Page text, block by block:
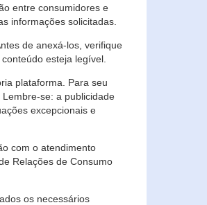
entre consumidores e
informações solicitadas.
de anexá-los, verifique
esteja legível.
plataforma. Para seu
se: a publicidade
excepcionais e
com o atendimento
Relações de Consumo
os necessários